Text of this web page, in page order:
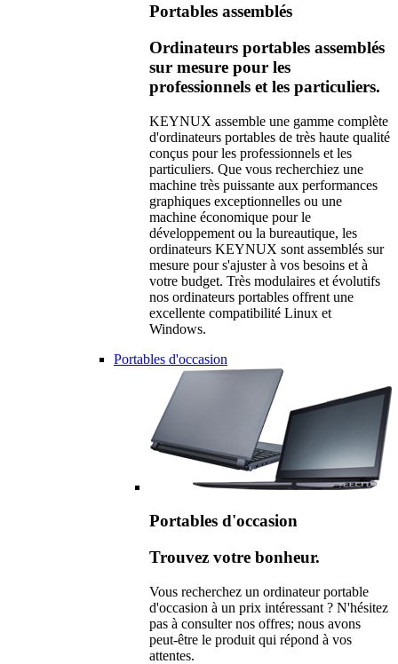
Portables assemblés
Ordinateurs portables assemblés
sur mesure pour les
professionnels et les particuliers.
KEYNUX assemble une gamme complète
d'ordinateurs portables de très haute qualité
conçus pour les professionnels et les
particuliers. Que vous recherchiez une
machine très puissante aux performances
graphiques exceptionnelles ou une
machine économique pour le
développement ou la bureautique, les
ordinateurs KEYNUX sont assemblés sur
mesure pour s'ajuster à vos besoins et à
votre budget. Très modulaires et évolutifs
nos ordinateurs portables offrent une
excellente compatibilité Linux et
Windows.
Portables d'occasion
Portables d'occasion
Trouvez votre bonheur.
Vous recherchez un ordinateur portable
d'occasion à un prix intéressant ? N'hésitez
pas à consulter nos offres; nous avons
peut-être le produit qui répond à vos
attentes.